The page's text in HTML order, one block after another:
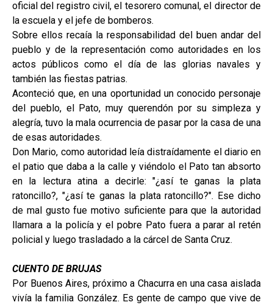
oficial del registro civil, el tesorero comunal, el director de
la escuela y el jefe de bomberos.
Sobre ellos recaía la responsabilidad del buen andar del
pueblo y de la representación como autoridades en los
actos públicos como el día de las glorias navales y
también las fiestas patrias.
Aconteció que, en una oportunidad un conocido personaje
del pueblo, el Pato, muy querendón por su simpleza y
alegría, tuvo la mala ocurrencia de pasar por la casa de una
de esas autoridades.
Don Mario, como autoridad leía distraídamente el diario en
el patio que daba a la calle y viéndolo el Pato tan absorto
en la lectura atina a decirle: "¿así te ganas la plata
ratoncillo?, "¿así te ganas la plata ratoncillo?". Ese dicho
de mal gusto fue motivo suficiente para que la autoridad
llamara a la policía y el pobre Pato fuera a parar al retén
policial y luego trasladado a la cárcel de Santa Cruz.
CUENTO DE BRUJAS
Por Buenos Aires, próximo a Chacurra en una casa aislada
vivía la familia González. Es gente de campo que vive de